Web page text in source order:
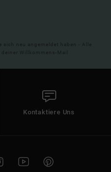
sich neu angemeldet haben - Alle
Willkommens-Mail
Kontaktiere Uns